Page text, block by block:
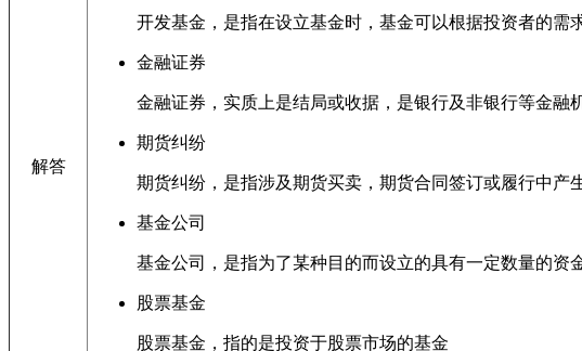
解答
开发基金，是指在设立基金时，基金可以根据投资者的需
金融证券
金融证券，实质上是结局或收据，是银行及非银行等金融
期货纠纷
期货纠纷，是指涉及期货买卖，期货合同签订或履行中产
基金公司
基金公司，是指为了某种目的而设立的具有一定数量的资
股票基金
股票基金，指的是投资于股票市场的基金